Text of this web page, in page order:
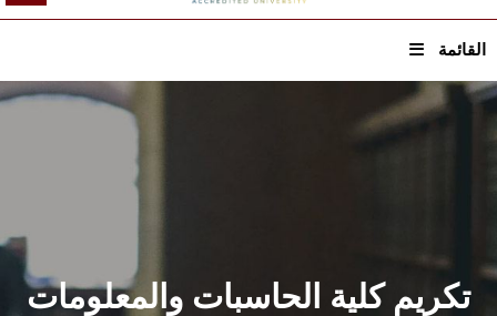
القائمة
القطاعـات
الشئون الأكاديمية
تكريم كلية الحاسبات والمعلومات